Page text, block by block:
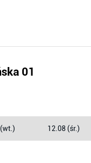
01
12.08 (śr.)